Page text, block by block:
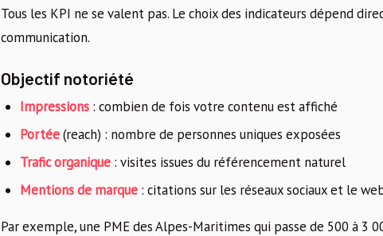
Tous les KPI ne se valent pas. Le choix des indicateurs dépend
communication.
Objectif notoriété
Impressions : combien de fois votre contenu est affiché
Portée(reach) : nombre de personnes uniques exposées
Trafic organique : visites issues du référencement naturel
Mentions de marque : citations sur les réseaux sociaux et le
Par exemple, une PME des Alpes-Maritimes qui passe de 500 à 3